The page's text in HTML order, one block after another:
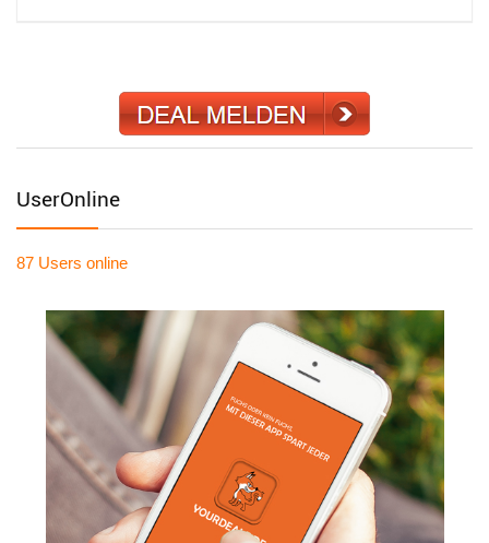
UserOnline
87 Users online